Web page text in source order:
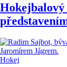
Hokej